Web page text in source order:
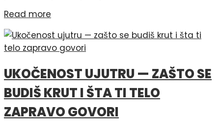
Read more
UKOČENOST UJUTRU — ZAŠTO SE
BUDIŠ KRUT I ŠTA TI TELO
ZAPRAVO GOVORI